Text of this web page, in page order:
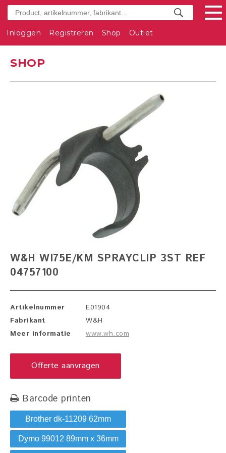
Inloggen Registreren Shop Outlet
SHOP
W&H WI75E/KM SPRAYCLIP 3ST REF
04757100
Artikelnummer
E01904
Fabrikant
W&H
Meer informatie
www.wh.com
Offerte aanvragen
Barcode printen
Brother dk-11209 62mm
Dymo 99012 89mm x 36mm